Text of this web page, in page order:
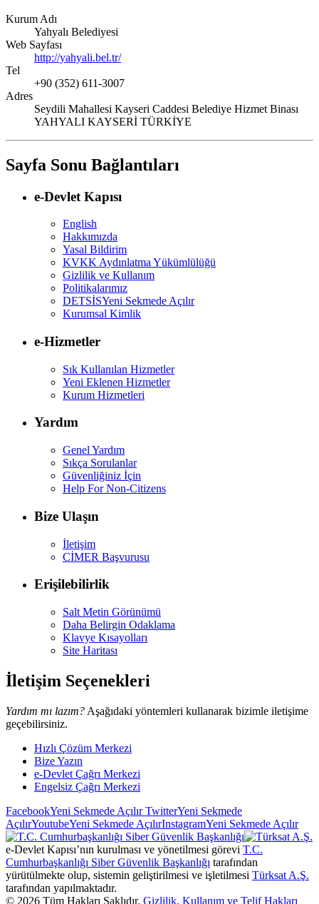
Kurum Adı
Yahyalı Belediyesi
Web Sayfası
http://yahyali.bel.tr/
Tel
+90 (352) 611-3007
Adres
Seydili Mahallesi Kayseri Caddesi Belediye Hizmet Binası
YAHYALI KAYSERİ TÜRKİYE
Sayfa Sonu Bağlantıları
e-Devlet Kapısı
English
Hakkımızda
Yasal Bildirim
KVKK Aydınlatma Yükümlülüğü
Gizlilik ve Kullanım
Politikalarımız
DETSİSYeni Sekmede Açılır
Kurumsal Kimlik
e-Hizmetler
Sık Kullanılan Hizmetler
Yeni Eklenen Hizmetler
Kurum Hizmetleri
Yardım
Genel Yardım
Sıkça Sorulanlar
Güvenliğiniz İçin
Help For Non-Citizens
Bize Ulaşın
İletişim
CİMER Başvurusu
Erişilebilirlik
Salt Metin Görünümü
Daha Belirgin Odaklama
Klavye Kısayolları
Site Haritası
İletişim Seçenekleri
Yardım mı lazım? Aşağıdaki yöntemleri kullanarak bizimle iletişime
geçebilirsiniz.
Hızlı Çözüm Merkezi
Bize Yazın
e-Devlet Çağrı Merkezi
Engelsiz Çağrı Merkezi
FacebookYeni Sekmede AçılırTwitterYeni Sekmede
AçılırYoutubeYeni Sekmede AçılırInstagramYeni Sekmede Açılır
e-Devlet Kapısı’nın kurulması ve yönetilmesi görevi T.C.
Cumhurbaşkanlığı Siber Güvenlik Başkanlığı tarafından
yürütülmekte olup, sistemin geliştirilmesi ve işletilmesi Türksat A.Ş.
tarafından yapılmaktadır.
© 2026 Tüm Hakları Saklıdır. Gizlilik, Kullanım ve Telif Hakları